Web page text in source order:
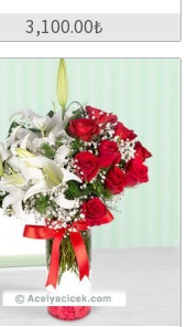
3,100.00₺